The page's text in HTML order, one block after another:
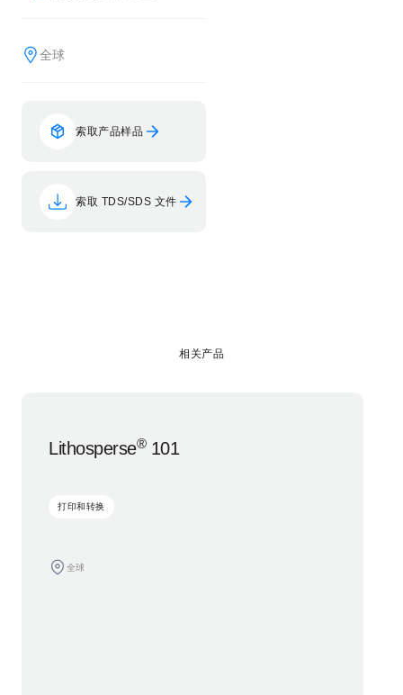
全球
索取产品样品
索取 TDS/SDS 文件
相关产品
Lithosperse®101
打印和转换
全球